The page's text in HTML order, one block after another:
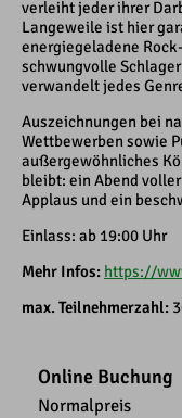
verleiht jeder ihrer
Langeweile ist hier
energiegeladene
schwungvolle
verwandelt jedes
Auszeichnungen bei
Wettbewerben sowie
außergewöhnliches
bleibt: ein Abend
Applaus und ein
Einlass: ab 19:00 Uhr
Mehr Infos: https://
max. Teilnehmerzahl:
Online Buchung
Normalpreis